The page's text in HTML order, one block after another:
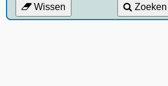
Wissen Zoeken